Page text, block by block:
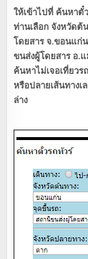
ให้เข้าไปที่ ค้นหาตั๋
ท่านเลือก จังหวัด
โดยสาร จ.ขอนแก่
ขนส่งผู้โดยสาร อ.
ค้นหาไม่เจอเที่ยว
หรือปลายเส้นทางเ
ล่าง